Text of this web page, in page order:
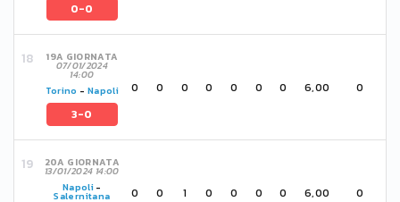
0-0
19A GIORNATA
07/01/2024
14:00
Torino - Napoli
3-0
0 0 0 0 0 0 0 6,00 0
20A GIORNATA
13/01/2024 14:00
Napoli -
Salernitana 0 0 1 0 0 0 0 6,00 0